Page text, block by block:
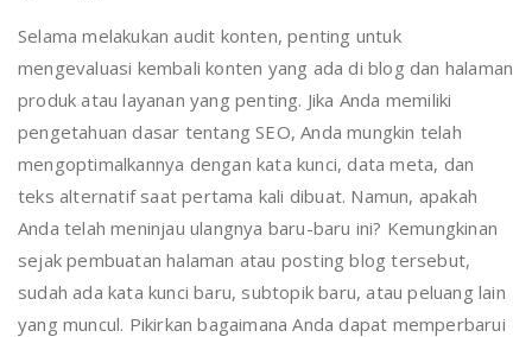
Selama melakukan audit konten, penting untuk
mengevaluasi kembali konten yang ada di blog dan halaman
produk atau layanan yang penting. Jika Anda memiliki
pengetahuan dasar tentang SEO, Anda mungkin telah
mengoptimalkannya dengan kata kunci, data meta, dan
teks alternatif saat pertama kali dibuat. Namun, apakah
Anda telah meninjau ulangnya baru-baru ini? Kemungkinan
sejak pembuatan halaman atau posting blog tersebut,
sudah ada kata kunci baru, subtopik baru, atau peluang lain
yang muncul. Pikirkan bagaimana Anda dapat memperbarui